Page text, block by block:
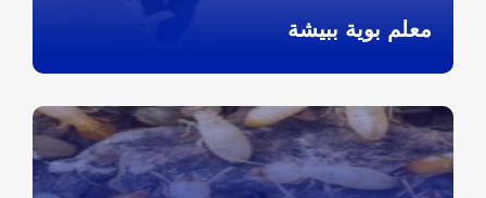
معلم بوية ببيشة